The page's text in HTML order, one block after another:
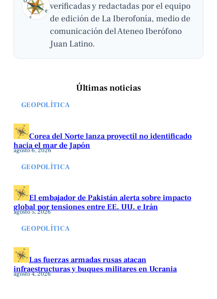
verificadas y redactadas por el equipo
de edición de La Iberofonía, medio de
comunicación del Ateneo Iberófono
Juan Latino.
Últimas noticias
GEOPOLÍTICA
Corea del Norte lanza proyectil no identificado
hacia el mar de Japón
agosto 6, 2026
GEOPOLÍTICA
El embajador de Pakistán alerta sobre impacto
global por tensiones entre EE. UU. e Irán
agosto 5, 2026
GEOPOLÍTICA
Las fuerzas armadas rusas atacan
infraestructuras y buques militares en Ucrania
agosto 4, 2026